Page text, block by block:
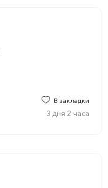
В закладки
3 дня 2 часа